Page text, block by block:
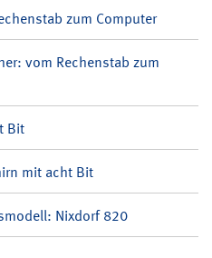
zum Computer
vom Rechenstab zum
Bit
mit acht Bit
Nixdorf 820